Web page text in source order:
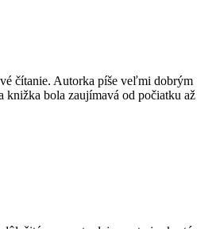
čítanie. Autorka píše veľmi dobrým
bola zaujímavá od počiatku až